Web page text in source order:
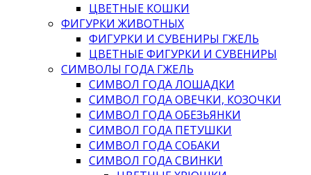
ЦВЕТНЫЕ КОШКИ
ФИГУРКИ ЖИВОТНЫХ
ФИГУРКИ И СУВЕНИРЫ ГЖЕЛЬ
ЦВЕТНЫЕ ФИГУРКИ И СУВЕНИРЫ
СИМВОЛЫ ГОДА ГЖЕЛЬ
СИМВОЛ ГОДА ЛОШАДКИ
СИМВОЛ ГОДА ОВЕЧКИ, КОЗОЧКИ
СИМВОЛ ГОДА ОБЕЗЬЯНКИ
СИМВОЛ ГОДА ПЕТУШКИ
СИМВОЛ ГОДА СОБАКИ
СИМВОЛ ГОДА СВИНКИ